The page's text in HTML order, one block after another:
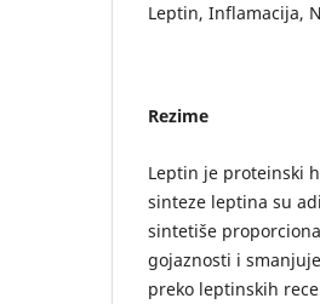
Leptin, Inflamacija,
Rezime
Leptin je proteinski
sinteze leptina su
sintetiše
gojaznosti i
preko leptinskih